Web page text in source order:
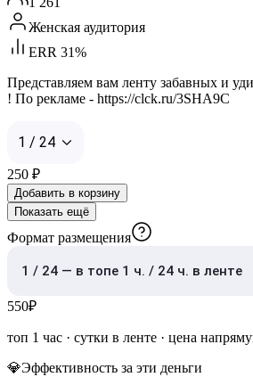
Женская аудитория
ERR 31%
Представляем вам ленту забавных и
! По рекламе - https://clck.ru/3SHA9C
1 / 24
250 ₽
Добавить в корзину
Показать ещё
Формат размещения
1 / 24 — в топе 1 ч. / 24 ч. в ленте
550₽
топ 1 час · сутки в ленте · цена
💎Эффективность за эти деньги